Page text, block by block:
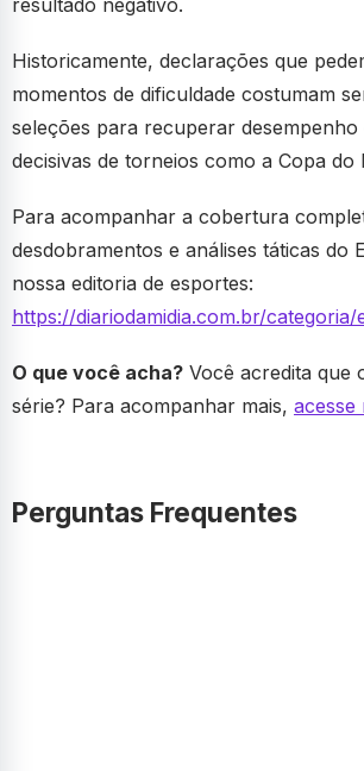
Historicamente, declarações que
momentos de dificuldade costumam
seleções para recuperar desempenho
decisivas de torneios como a Copa do
Para acompanhar a cobertura
desdobramentos e análises táticas do
nossa editoria de esportes:
https://diariodamidia.com.br/categoria/
O que você acha? Você acredita que
série? Para acompanhar mais, acesse
Perguntas Frequentes